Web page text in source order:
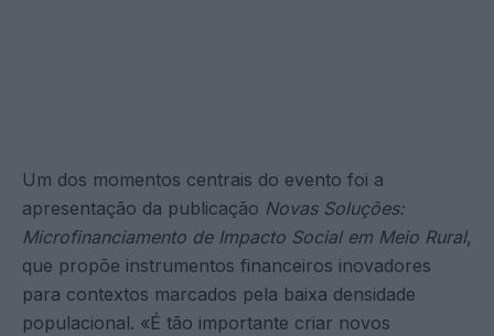
Um dos momentos centrais do evento foi a
apresentação da publicação Novas Soluções:
Microfinanciamento de Impacto Social em Meio Rural,
que propõe instrumentos financeiros inovadores
para contextos marcados pela baixa densidade
populacional. «É tão importante criar novos